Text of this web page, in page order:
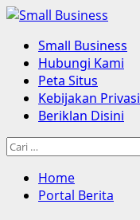
Skip
content
Primary
Menu
Small Business
Hubungi Kami
Peta Situs
Kebijakan Privasi
Beriklan Disini
Cari
Home
Portal Berita